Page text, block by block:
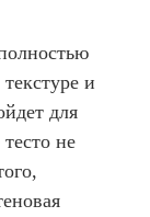
и
для
не